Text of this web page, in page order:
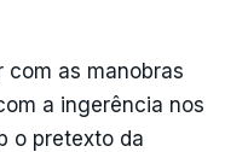
as manobras
a ingerência nos
o pretexto da